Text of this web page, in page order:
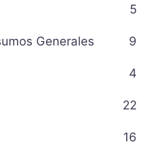
5
Generales 9
4
22
16